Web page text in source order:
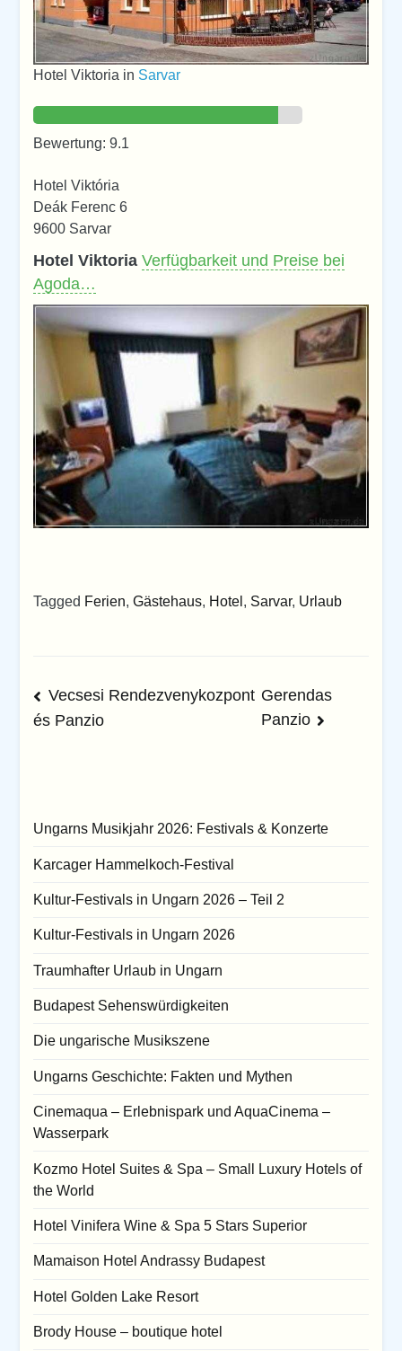
Hotel Viktoria in Sarvar
Bewertung: 9.1
Hotel Viktória
Deák Ferenc 6
9600 Sarvar
Hotel ViktoriaVerfügbarkeit und Preise bei
Agoda…
Tagged Ferien,Gästehaus, Hotel , Sarvar, Urlaub
Beitrags-
Vecsesi Rendezvenykozpont
és Panzio
Gerendas
Panzio
Ungarns Musikjahr 2026: Festivals & Konzerte
Karcager Hammelkoch-Festival
Kultur-Festivals in Ungarn 2026 – Teil 2
Kultur-Festivals in Ungarn 2026
Traumhafter Urlaub in Ungarn
Budapest Sehenswürdigkeiten
Die ungarische Musikszene
Ungarns Geschichte: Fakten und Mythen
Cinemaqua – Erlebnispark und AquaCinema –
Wasserpark
Kozmo Hotel Suites & Spa – Small Luxury Hotels of
the World
Hotel Vinifera Wine & Spa 5 Stars Superior
Mamaison Hotel Andrassy Budapest
Hotel Golden Lake Resort
Brody House – boutique hotel